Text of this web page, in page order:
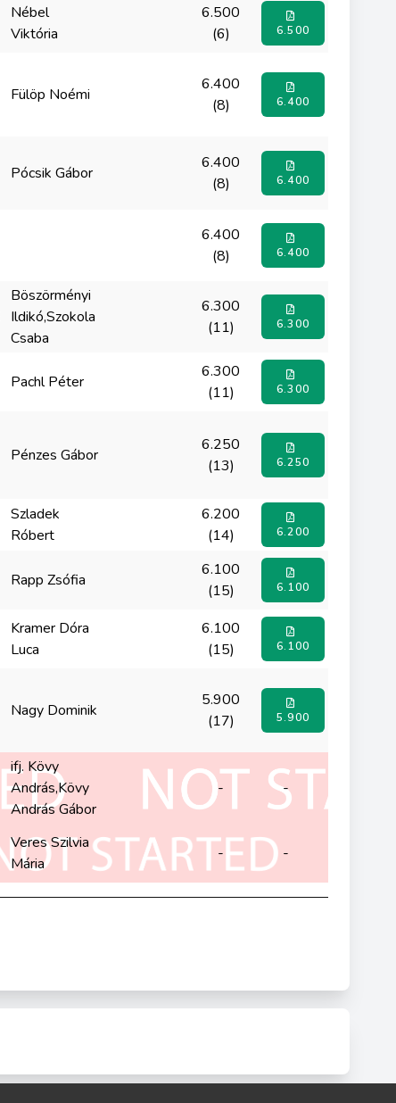
Nébel
Viktória
6.500
(6)
6.500
Fülöp Noémi
6.400
(8)
6.400
Pócsik Gábor
6.400
(8)
6.400
6.400
(8)
6.400
Böszörményi
Ildikó,Szokola
Csaba
6.300
(11)
6.300
Pachl Péter
6.300
(11)
6.300
Pénzes Gábor
6.250
(13)
6.250
Szladek
Róbert
6.200
(14)
6.200
Rapp Zsófia
6.100
(15)
6.100
Kramer Dóra
Luca
6.100
(15)
6.100
Nagy Dominik
5.900
(17)
5.900
ifj. Kövy
András,Kövy
András Gábor
- -
Veres Szilvia
Mária
- -